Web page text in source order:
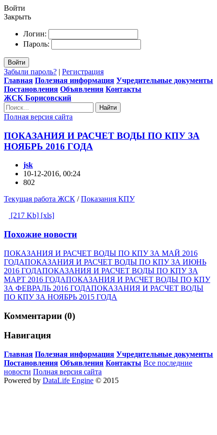
Войти
Закрыть
Логин:
Пароль:
Войти
Забыли пароль? | Регистрация
Главная Полезная информация Учредительные документы
Постановления Объявления Контакты
ЖСК Борисовский
Найти
Полная версия сайта
ПОКАЗАНИЯ И РАСЧЕТ ВОДЫ ПО КПУ ЗА
НОЯБРЬ 2016 ГОДА
jsk
10-12-2016, 00:24
802
Текущая работа ЖСК /Показания КПУ
[217 Kb] [xls]
Похожие новости
ПОКАЗАНИЯ И РАСЧЕТ ВОДЫ ПО КПУ ЗА МАЙ 2016
ГОДАПОКАЗАНИЯ И РАСЧЕТ ВОДЫ ПО КПУ ЗА ИЮНЬ
2016 ГОДАПОКАЗАНИЯ И РАСЧЕТ ВОДЫ ПО КПУ ЗА
МАРТ 2016 ГОДАПОКАЗАНИЯ И РАСЧЕТ ВОДЫ ПО КПУ
ЗА ФЕВРАЛЬ 2016 ГОДАПОКАЗАНИЯ И РАСЧЕТ ВОДЫ
ПО КПУ ЗА НОЯБРЬ 2015 ГОДА
Комментарии (0)
Навигация
Главная Полезная информация Учредительные документы
Постановления Объявления Контакты Все последние
новости Полная версия сайта
Powered by DataLife Engine © 2015